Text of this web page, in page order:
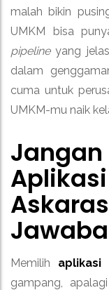
malah bikin
UMKM bisa
pipelineyang
dalam
cuma untuk
UMKM-mu naik
Memilih aplikasi
gampang,